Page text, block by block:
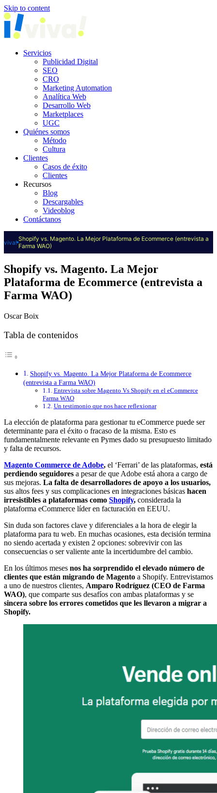
Skip to content
Servicios
Publicidad Digital
SEO
CRO
Marketing Automation
Analítica Web
Desarrollo Web
Marketplaces
UGC
Quiénes somos
Método
Cultura
Clientes
Casos de éxito
Clientes
Recursos
Blog
Descargables
Videoblog
Contáctanos
viva! Shopify vs. Magento. La Mejor Plataforma de Ecommerce (entrevista a
Farma WAO)
Shopify vs. Magento. La Mejor
Plataforma de Ecommerce (entrevista a
Farma WAO)
Oscar Boix
Tabla de contenidos
Shopify vs. Magento. La Mejor Plataforma de Ecommerce
(entrevista a Farma WAO)
Entrevista sobre Magento Vs Shopify en el eCommerce
Farma WAO
Un testimonio que nos hace reflexionar
La elección de plataforma para gestionar tu eCommerce puede ser
determinante para el éxito o fracaso de la misma. Esto es
fundamentalmente relevante en Pymes dado su presupuesto limitado
y falta de recursos.
Magento Commerce de Adobe, el ‘Ferrari’ de las plataformas, está
perdiendo seguidores a pesar de que Adobe está ahora a cargo de
sus mejoras. La falta de desarrolladores de apoyo a los usuarios,
sus altos fees y sus complicaciones en integraciones básicas hacen
irresistibles a plataformas como Shopify, considerada la
plataforma eCommerce líder en facturación en EEUU.
Sin duda son factores clave y diferenciales a la hora de elegir la
plataforma para tu web. En muchas ocasiones, esta decisión termina
no siendo acertada y existen 2 opciones: sobrevivir con las
consecuencias o ser valiente ante la incertidumbre del cambio.
En los últimos meses nos ha sorprendido el elevado número de
clientes que están migrando de Magento a Shopify. Entrevistamos
a uno de nuestros clientes, Amparo Rodríguez (CEO de Farma
WAO), que comparte sus desafíos con ambas plataformas y se
sincera sobre los errores cometidos que les llevaron a migrar a
Shopify.